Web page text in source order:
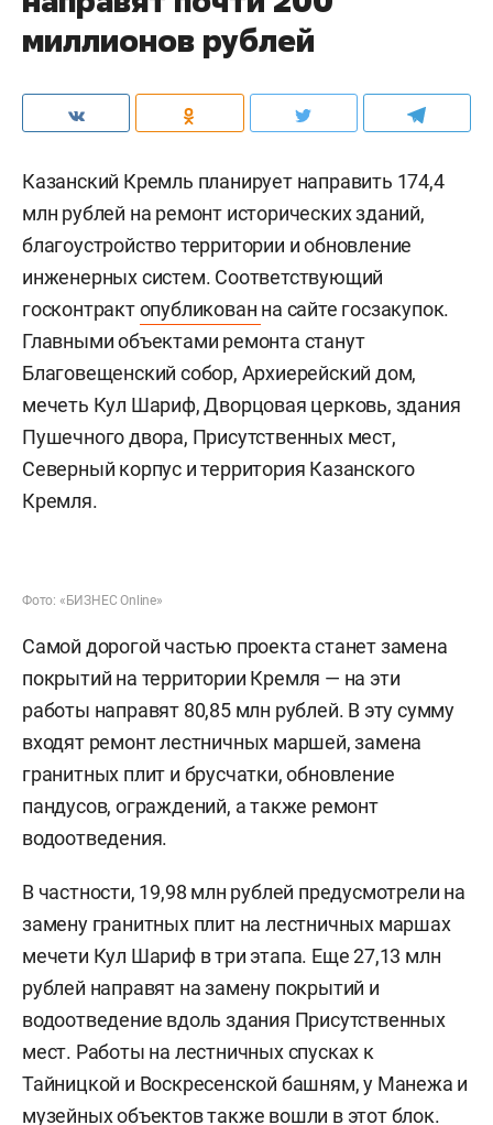
миллионов рублей
Казанский Кремль планирует направить 174,4
млн рублей на ремонт исторических зданий,
благоустройство территории и обновление
инженерных систем. Соответствующий
госконтрактопубликован на сайте госзакупок.
Главными объектами ремонта станут
Благовещенский собор, Архиерейский дом,
мечеть Кул Шариф, Дворцовая церковь, здания
Пушечного двора, Присутственных мест,
Северный корпус и территория Казанского
Кремля.
Фото: «БИЗНЕС Online»
Самой дорогой частью проекта станет замена
покрытий на территории Кремля — на эти
работы направят 80,85 млн рублей. В эту сумму
входят ремонт лестничных маршей, замена
гранитных плит и брусчатки, обновление
пандусов, ограждений, а также ремонт